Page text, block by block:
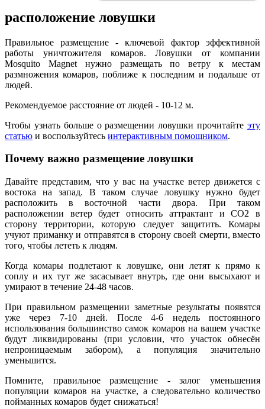
расположение ловушки
Правильное размещение - ключевой фактор эффективной
работы уничтожителя комаров. Ловушки от компании
Mosquito Magnet нужно размещать по ветру к местам
размножения комаров, поближе к последним и подальше от
людей.
Рекомендуемое расстояние от людей - 10-12 м.
Чтобы узнать больше о размещении ловушки прочитайте эту
статью и воспользуйтесь интерактивным помощником.
Почему важно размещение ловушки
Давайте представим, что у вас на участке ветер движется с
востока на запад. В таком случае ловушку нужно будет
расположить в восточной части двора. При таком
расположении ветер будет относить аттрактант и CO2 в
сторону территории, которую следует защитить. Комары
учуют приманку и отправятся в сторону своей смерти, вместо
того, чтобы лететь к людям.
Когда комары подлетают к ловушке, они летят к прямо к
соплу и их тут же засасывает внутрь, где они высыхают и
умирают в течение 24-48 часов.
При правильном размещении заметные результаты появятся
уже через 7-10 дней. После 4-6 недель постоянного
использования большинство самок комаров на вашем участке
будут ликвидированы (при условии, что участок обнесён
непроницаемым забором), а популяция значительно
уменьшится.
Помните, правильное размещение - залог уменьшения
популяции комаров на участке, а следовательно количество
пойманных комаров будет снижаться!